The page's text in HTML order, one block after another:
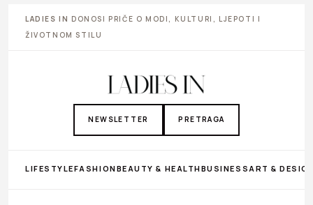
LADIES IN DONOSI PRIČE O MODI, KULTURI, LJEPOTI I
ŽIVOTNOM STILU
NEWSLETTER PRETRAGA
LIFESTYLEFASHIONBEAUTY & HEALTHBUSINESS ART &